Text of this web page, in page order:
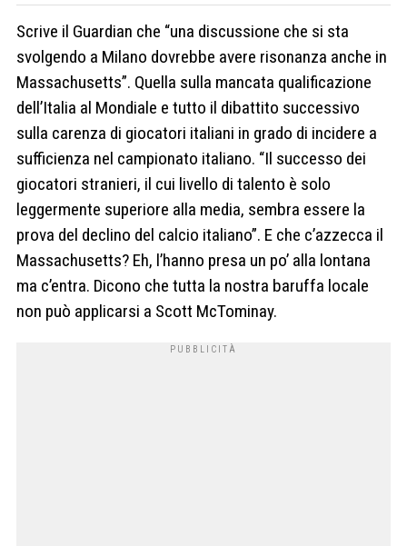
Scrive il Guardian che “una discussione che si sta
svolgendo a Milano dovrebbe avere risonanza anche in
Massachusetts”. Quella sulla mancata qualificazione
dell’Italia al Mondiale e tutto il dibattito successivo
sulla carenza di giocatori italiani in grado di incidere a
sufficienza nel campionato italiano. “Il successo dei
giocatori stranieri, il cui livello di talento è solo
leggermente superiore alla media, sembra essere la
prova del declino del calcio italiano”. E che c’azzecca il
Massachusetts? Eh, l’hanno presa un po’ alla lontana
ma c’entra. Dicono che tutta la nostra baruffa locale
non può applicarsi a Scott McTominay.